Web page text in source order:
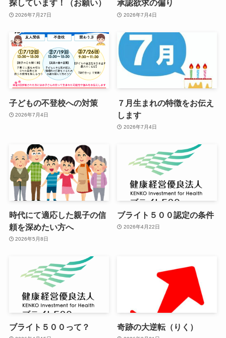
探しています！（お願い）
2026年7月27日
承認欲求の偏り
2026年7月4日
子どもの不登校への対策
2026年7月4日
７月生まれの特徴をお伝え
します
2026年7月4日
時代にて適応した親子の信
頼を深めたい方へ
2026年5月8日
ブライト５００認定の条件
2026年4月22日
ブライト５００って？ 奇跡の大逆転（りく）